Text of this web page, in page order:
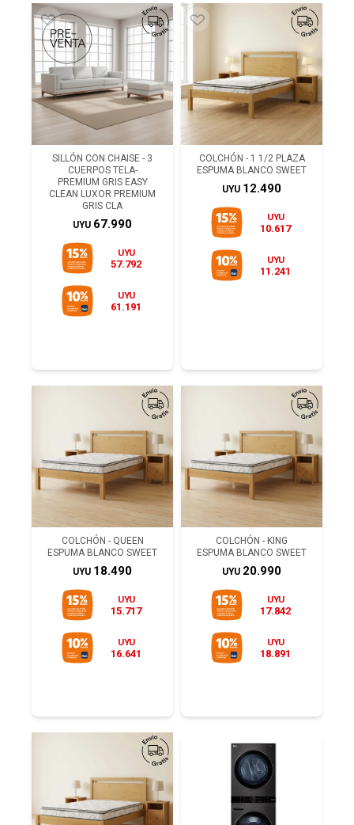
SILLÓN CON CHAISE - 3
CUERPOS TELA-
PREMIUM GRIS EASY
CLEAN LUXOR PREMIUM
GRIS CLA
UYU 67.990
UYU
57.792
UYU
61.191
COLCHÓN - 1 1/2 PLAZA
ESPUMA BLANCO SWEET
UYU 12.490
UYU
10.617
UYU
11.241
COLCHÓN - QUEEN
ESPUMA BLANCO SWEET
UYU 18.490
UYU
15.717
UYU
16.641
COLCHÓN - KING
ESPUMA BLANCO SWEET
UYU 20.990
UYU
17.842
UYU
18.891